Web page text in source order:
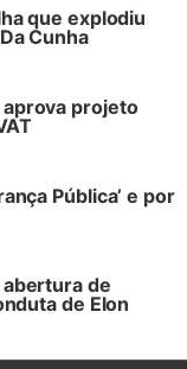
que explodiu
Cunha
projeto
Pública’ e por
de
de Elon